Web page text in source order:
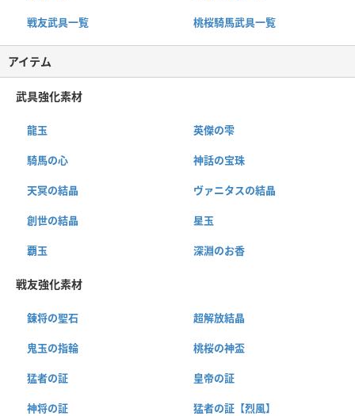
戦友武具一覧 桃桜騎馬武具一覧
アイテム
武具強化素材
龍玉 英傑の雫
騎馬の心 神話の宝珠
天冥の結晶 ヴァニタスの結晶
創世の結晶 星玉
覇玉 深淵のお香
戦友強化素材
錬将の聖石 超解放結晶
鬼玉の指輪 桃桜の神盃
猛者の証 皇帝の証
神将の証 猛者の証【烈風】